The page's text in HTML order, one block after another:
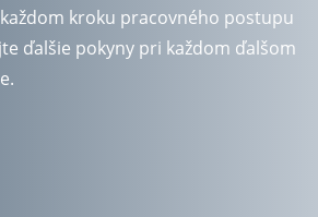
kroku pracovného postupu
ďalšie pokyny pri každom ďalšom